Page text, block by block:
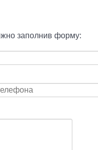
заполнив форму: